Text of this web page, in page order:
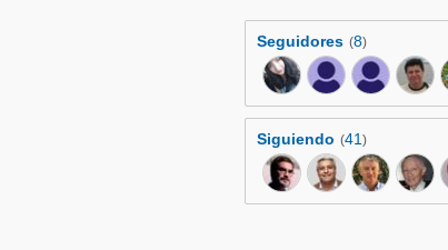
Seguidores (8)
Siguiendo (41)